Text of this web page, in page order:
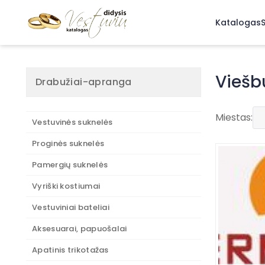
Katalogas
Drabužiai-apranga
Vestuvinės suknelės
Proginės suknelės
Pamergių suknelės
Vyriški kostiumai
Vestuviniai bateliai
Aksesuarai, papuošalai
Apatinis trikotažas
Viešbučiai
viešbučiai
viešbučiai
viešbučiaiir
Kviečiame
Miestas: